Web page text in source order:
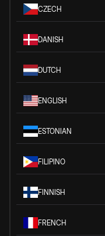
CZECH
DANISH
DUTCH
ENGLISH
ESTONIAN
FILIPINO
FINNISH
FRENCH